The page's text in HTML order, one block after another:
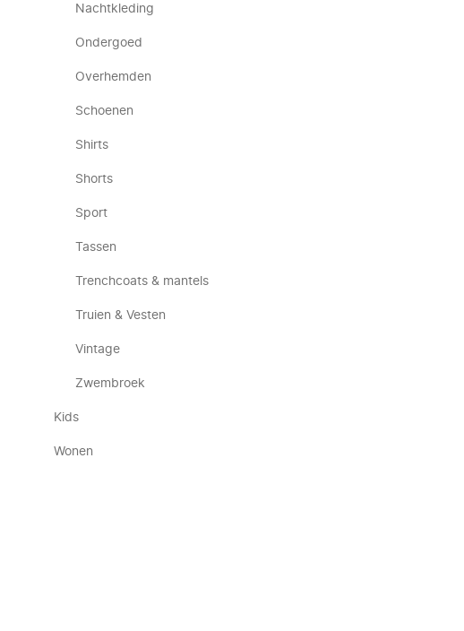
Nachtkleding
Ondergoed
Overhemden
Schoenen
Shirts
Shorts
Sport
Tassen
Trenchcoats & mantels
Truien & Vesten
Vintage
Zwembroek
Kids
Wonen